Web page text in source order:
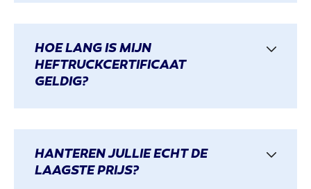
HOE LANG IS MIJN
HEFTRUCKCERTIFICAAT
GELDIG?
HANTEREN JULLIE ECHT DE
LAAGSTE PRIJS?